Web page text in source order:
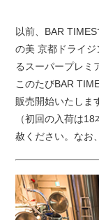
以前、BAR
の美 京都ドライ
るスーパープレミ
このたびBAR
販売開始いたしま
（初回の入荷は
赦ください。なお